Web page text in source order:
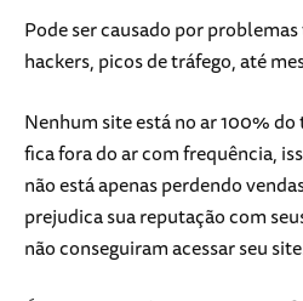
Pode ser causado por
hackers, picos de tráfego, até
Nenhum site está no ar 100%
fica fora do ar com frequência,
não está apenas perdendo
prejudica sua reputação com
não conseguiram acessar seu